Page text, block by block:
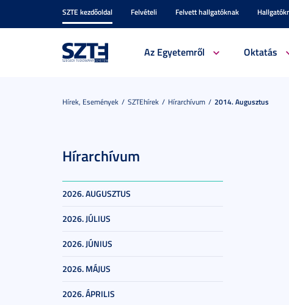
SZTE kezdőoldal Felvételi Felvett hallgatóknak
Az Egyetemről Oktatás
Hírek, Események SZTEhírek Hírarchívum 2014. Augusztus
Hírarchívum
2026. AUGUSZTUS
2026. JÚLIUS
2026. JÚNIUS
2026. MÁJUS
2026. ÁPRILIS